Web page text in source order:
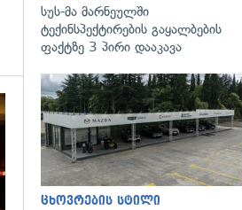
სუს-მა მარნეულში
ტექინსპექტირების გაყალბების
ფაქტზე 3 პირი დააკავა
ცხოვრების სტილი